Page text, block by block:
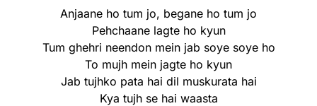
Anjaane ho tum jo, begane ho tum jo
Pehchaane lagte ho kyun
Tum ghehri neendon mein jab soye soye ho
To mujh mein jagte ho kyun
Jab tujhko pata hai dil muskurata hai
Kya tujh se hai waasta